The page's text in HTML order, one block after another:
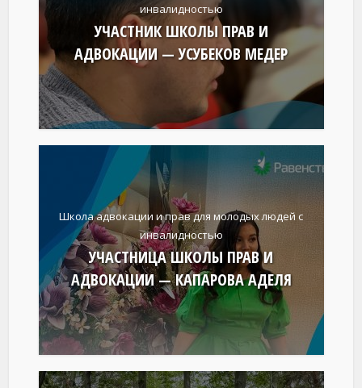
инвалидностью
УЧАСТНИК ШКОЛЫ ПРАВ И
АДВОКАЦИИ — УСУБЕКОВ МЕДЕР
Школа адвокации и прав для молодых людей с
инвалидностью
УЧАСТНИЦА ШКОЛЫ ПРАВ И
АДВОКАЦИИ — КАПАРОВА АДЕЛЯ